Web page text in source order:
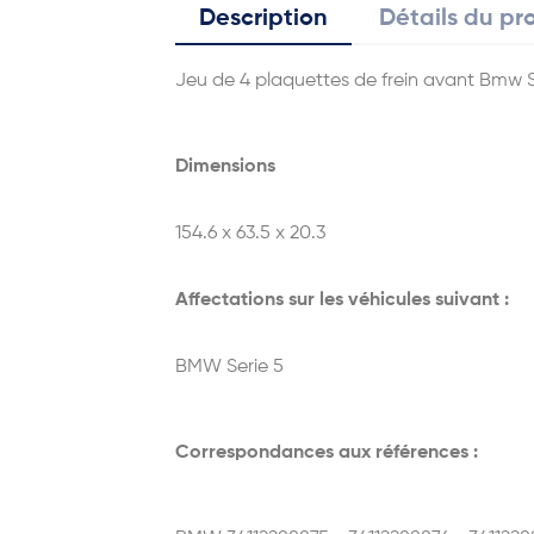
Description Détails du
Jeu de 4 plaquettes de frein avant Bmw
Dimensions
154.6 x 63.5 x 20.3
Affectations sur les véhicules suivant :
BMW Serie 5
Correspondances aux références :